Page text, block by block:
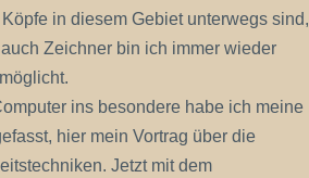
in diesem Gebiet unterwegs sind,
Zeichner bin ich immer wieder
ins besondere habe ich meine
hier mein Vortrag über die
Jetzt mit dem